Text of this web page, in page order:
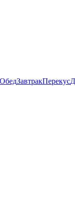
ОбедЗавтракПерекус